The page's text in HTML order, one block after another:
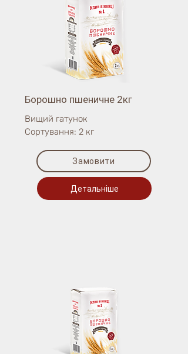
Борошно пшеничне 2кг
Вищий гатунок
Сортування: 2 кг
Замовити
Детальніше